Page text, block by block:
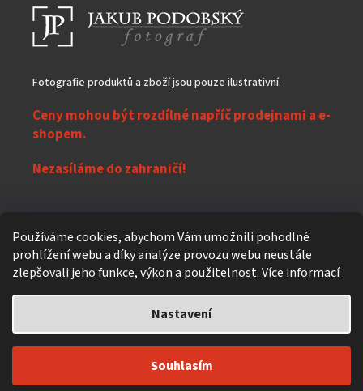
Používáme cookies, abychom Vám umožnili pohodlné
prohlížení webu a díky analýze provozu webu neustále
zlepšovali jeho funkce, výkon a použitelnost.Více informací
Nastavení
Souhlasím
Fotografie produktů a zboží jsou pouze ilustrativní.
Ceny mohou být rozdílné napříč prodejnami a e-
shopem.
Nezasíláme do zahraničí!
Vytvořil Shoptet
eXpres nápoje. Všechna práva vyhrazena.
nastavení cookies
Individuální design a úpravy619design.cz - Reklamní agentura z
Čekého ráje